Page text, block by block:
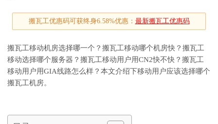
搬瓦工优惠码可获终身6.58%优惠： 最新搬瓦工优惠码
搬瓦工移动机房选择哪一个？搬瓦工移动哪个机房快？搬瓦工
移动选择哪个服务器？搬瓦工移动用户用CN2快不快？搬瓦工
移动用户用GIA线路怎么样？本文介绍下移动用户应该选择哪个
搬瓦工机房。